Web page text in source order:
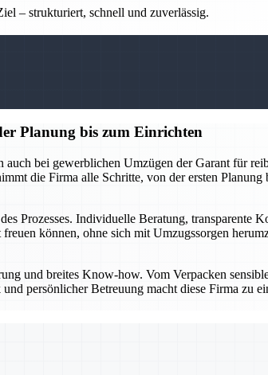
– strukturiert, schnell und zuverlässig.
Planung bis zum Einrichten
bei gewerblichen Umzügen der Garant für
die Firma alle Schritte, von der ersten
Prozesses. Individuelle Beratung, transparente
können, ohne sich mit Umzugssorgen
und breites Know-how. Vom Verpacken
persönlicher Betreuung macht diese Firma zu